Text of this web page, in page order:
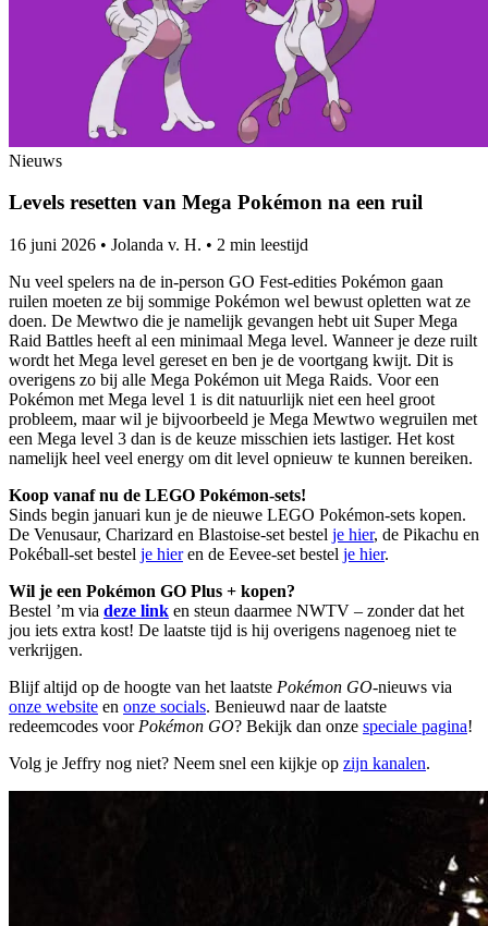
Nieuws
Levels resetten van Mega Pokémon na een ruil
16 juni 2026 • Jolanda v. H. • 2 min leestijd
Nu veel spelers na de in-person GO Fest-edities Pokémon gaan
ruilen moeten ze bij sommige Pokémon wel bewust opletten wat ze
doen. De Mewtwo die je namelijk gevangen hebt uit Super Mega
Raid Battles heeft al een minimaal Mega level. Wanneer je deze ruilt
wordt het Mega level gereset en ben je de voortgang kwijt. Dit is
overigens zo bij alle Mega Pokémon uit Mega Raids. Voor een
Pokémon met Mega level 1 is dit natuurlijk niet een heel groot
probleem, maar wil je bijvoorbeeld je Mega Mewtwo wegruilen met
een Mega level 3 dan is de keuze misschien iets lastiger. Het kost
namelijk heel veel energy om dit level opnieuw te kunnen bereiken.
Koop vanaf nu de LEGO Pokémon-sets!
Sinds begin januari kun je de nieuwe LEGO Pokémon-sets kopen.
De Venusaur, Charizard en Blastoise-set bestel je hier, de Pikachu en
Pokéball-set bestel je hieren de Eevee-set bestel je hier.
Wil je een Pokémon GO Plus + kopen?
Bestel ’m via deze link en steun daarmee NWTV – zonder dat het
jou iets extra kost! De laatste tijd is hij overigens nagenoeg niet te
verkrijgen.
Blijf altijd op de hoogte van het laatste Pokémon GO-nieuws via
onze website en onze socials. Benieuwd naar de laatste
redeemcodes voor Pokémon GO? Bekijk dan onze speciale pagina!
Volg je Jeffry nog niet? Neem snel een kijkje op zijn kanalen.